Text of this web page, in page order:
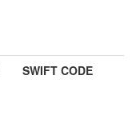
SWIFT CODE